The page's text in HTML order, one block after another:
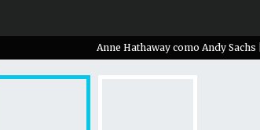
Anne Hathaway como Andy